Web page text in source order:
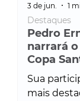
Pedro
narrará
Copa
Sua
mais
Destaques
3 de jun. 1